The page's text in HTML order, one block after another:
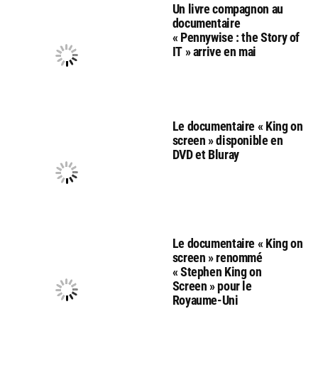
Un livre compagnon au
documentaire
« Pennywise : the Story of
IT » arrive en mai
Le documentaire « King on
screen » disponible en
DVD et Bluray
Le documentaire « King on
screen » renommé
« Stephen King on
Screen » pour le
Royaume-Uni